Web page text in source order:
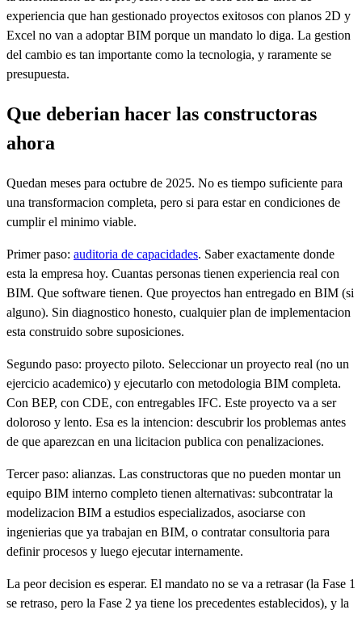
experiencia que han gestionado proyectos exitosos con planos 2D y
Excel no van a adoptar BIM porque un mandato lo diga. La gestion
del cambio es tan importante como la tecnologia, y raramente se
presupuesta.
Que deberian hacer las constructoras
ahora
Quedan meses para octubre de 2025. No es tiempo suficiente para
una transformacion completa, pero si para estar en condiciones de
cumplir el minimo viable.
Primer paso: auditoria de capacidades. Saber exactamente donde
esta la empresa hoy. Cuantas personas tienen experiencia real con
BIM. Que software tienen. Que proyectos han entregado en BIM (si
alguno). Sin diagnostico honesto, cualquier plan de implementacion
esta construido sobre suposiciones.
Segundo paso: proyecto piloto. Seleccionar un proyecto real (no un
ejercicio academico) y ejecutarlo con metodologia BIM completa.
Con BEP, con CDE, con entregables IFC. Este proyecto va a ser
doloroso y lento. Esa es la intencion: descubrir los problemas antes
de que aparezcan en una licitacion publica con penalizaciones.
Tercer paso: alianzas. Las constructoras que no pueden montar un
equipo BIM interno completo tienen alternativas: subcontratar la
modelizacion BIM a estudios especializados, asociarse con
ingenierias que ya trabajan en BIM, o contratar consultoria para
definir procesos y luego ejecutar internamente.
La peor decision es esperar. El mandato no se va a retrasar (la Fase 1
se retraso, pero la Fase 2 ya tiene los precedentes establecidos), y la